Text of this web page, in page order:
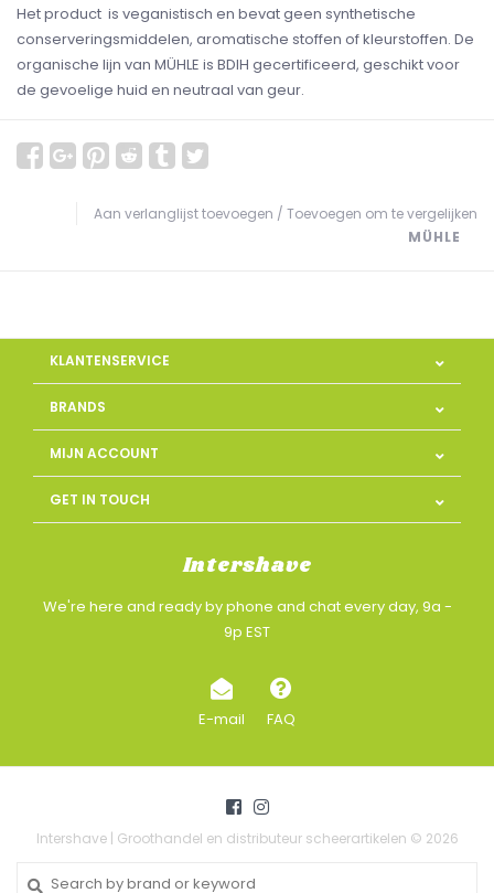
Het product is veganistisch en bevat geen synthetische
conserveringsmiddelen, aromatische stoffen of kleurstoffen. De
organische lijn van MÜHLE is BDIH gecertificeerd, geschikt voor
de gevoelige huid en neutraal van geur.
Aan verlanglijst toevoegen / Toevoegen om te vergelijken
MÜHLE
KLANTENSERVICE
BRANDS
MIJN ACCOUNT
GET IN TOUCH
Intershave
We're here and ready by phone and chat every day, 9a -
9p EST
E-mail FAQ
Intershave | Groothandel en distributeur scheerartikelen © 2026